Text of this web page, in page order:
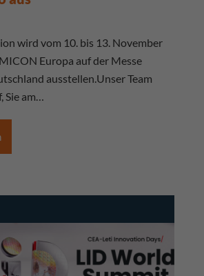
wird vom 10. bis 13. November
Europa auf der Messe
ausstellen.Unser Team
am…